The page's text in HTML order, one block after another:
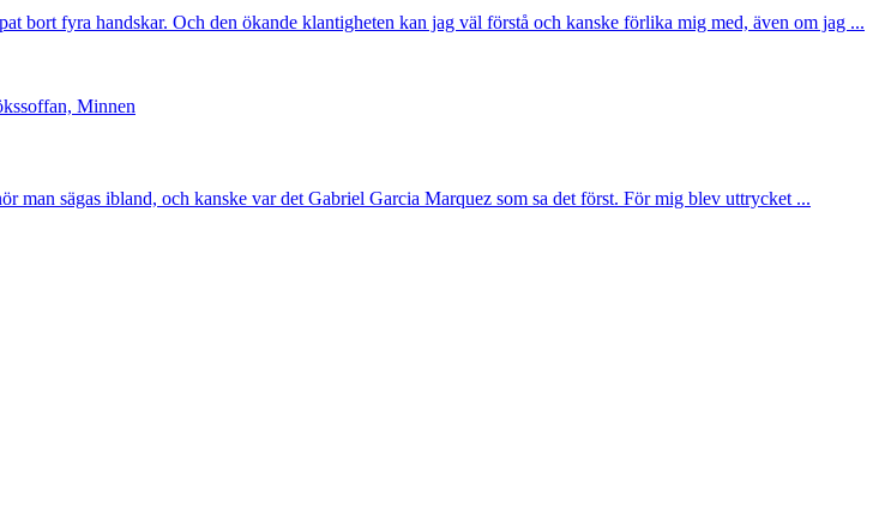
bort fyra handskar. Och den ökande klantigheten kan jag väl förstå och kanske förlika mig med, även om jag ...
Minnen
man sägas ibland, och kanske var det Gabriel Garcia Marquez som sa det först. För mig blev uttrycket ...